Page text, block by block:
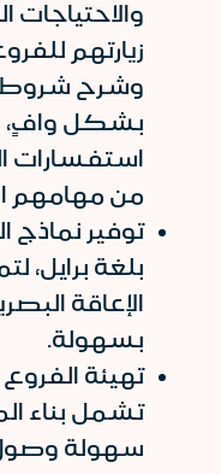
زيارتهم
وشرح شروط
بشكل وافٍ،
استفسارات
من مهامهم
توفير نماذج
بلغة برايل،
الإعاقة
بسهولة.
تهيئة
تشمل بناء
سهولة وصول